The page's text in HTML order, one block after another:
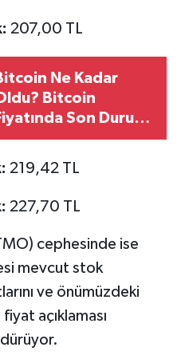
207,00 TL
Ne Kadar
Bitcoin
Son Durum
Son 10 Günlük
219,42 TL
227,70 TL
cephesinde ise
mevcut stok
ve önümüzdeki
açıklaması